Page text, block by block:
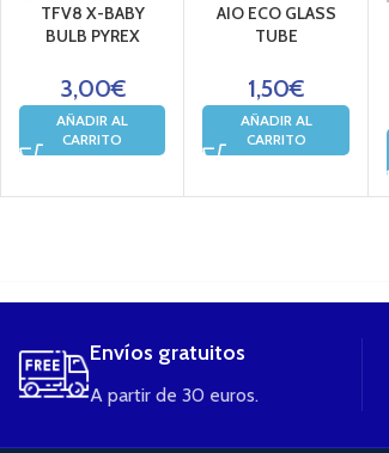
TFV8 X-BABY
BULB PYREX
3,00€
AÑADIR AL
CARRITO
AIO ECO GLASS
TUBE
1,50€
AÑADIR AL
CARRITO
Envíos gratuitos
A partir de 30 euros.